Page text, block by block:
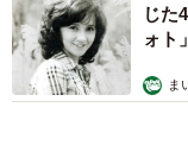
じた
ォト
ま